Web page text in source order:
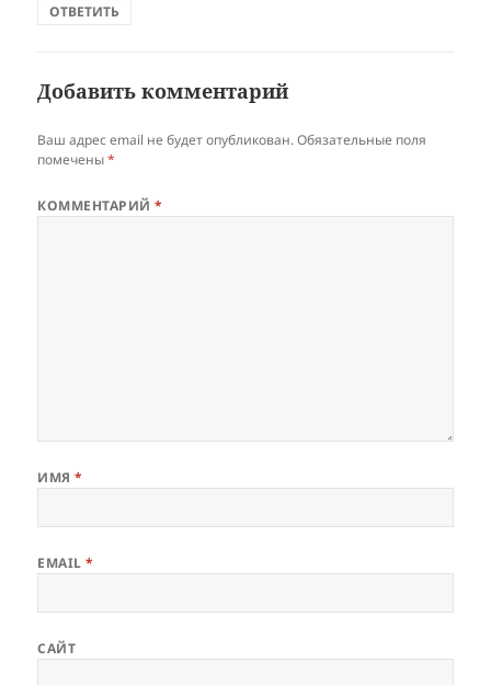
ОТВЕТИТЬ
Добавить комментарий
Ваш адрес email не будет опубликован. Обязательные поля
помечены*
КОММЕНТАРИЙ*
ИМЯ*
EMAIL*
САЙТ